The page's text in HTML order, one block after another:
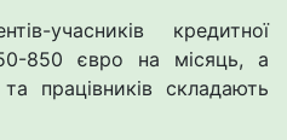
учасників кредитної
850 євро на місяць, а
працівників складають